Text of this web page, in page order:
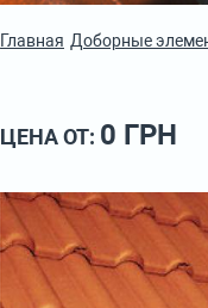
Главная Доборные
ЦЕНА ОТ: 0 ГРН